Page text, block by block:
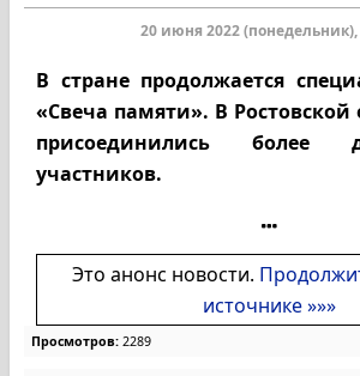
20 июня 2022 (понедельник),
В стране продолжается
«Свеча памяти». В Ростовской
присоединились более
участников.
Это анонс новости.
источнике »»»
Просмотров: 2289